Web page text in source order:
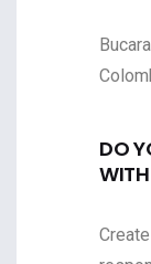
DO